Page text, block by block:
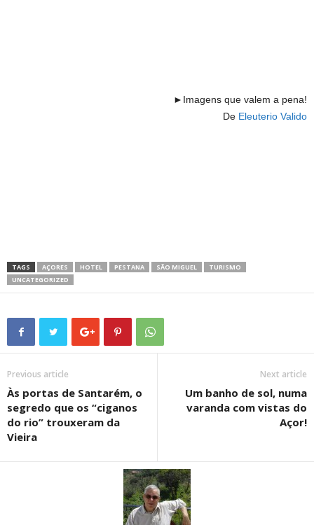
►Imagens que valem a pena!
De Eleuterio Valido
TAGS AÇORES HOTEL PESTANA SÃO MIGUEL
TURISMO
UNCATEGORIZED
Previous article
Às portas de Santarém, o
segredo que os “ciganos
do rio” trouxeram da
Vieira
Next article
Um banho de sol, numa
varanda com vistas do
Açor!